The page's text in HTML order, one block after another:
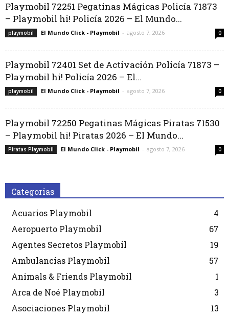
Playmobil 72251 Pegatinas Mágicas Policía 71873
– Playmobil hi! Policía 2026 – El Mundo...
playmobil El Mundo Click - Playmobil - agosto 7, 2026 0
Playmobil 72401 Set de Activación Policía 71873 –
Playmobil hi! Policía 2026 – El...
playmobil El Mundo Click - Playmobil - agosto 7, 2026 0
Playmobil 72250 Pegatinas Mágicas Piratas 71530
– Playmobil hi! Piratas 2026 – El Mundo...
Piratas Playmobil El Mundo Click - Playmobil - agosto 7, 2026 0
Categorias
Acuarios Playmobil
4
Aeropuerto Playmobil
67
Agentes Secretos Playmobil
19
Ambulancias Playmobil
57
Animals & Friends Playmobil
1
Arca de Noé Playmobil
3
Asociaciones Playmobil
13